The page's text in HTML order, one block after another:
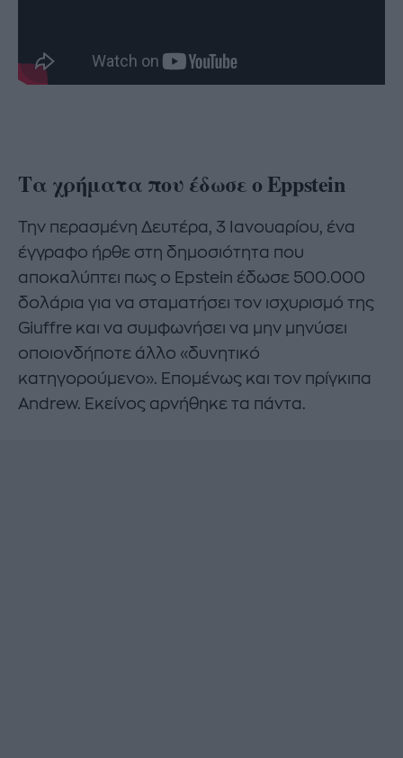
Τα χρήματα που έδωσε ο Eppstein
Την περασμένη Δευτέρα, 3 Ιανουαρίου, ένα
έγγραφο ήρθε στη δημοσιότητα που
αποκαλύπτει πως ο Epstein έδωσε 500.000
δολάρια για να σταματήσει τον ισχυρισμό της
Giuffre και να συμφωνήσει να μην μηνύσει
οποιονδήποτε άλλο «δυνητικό
κατηγορούμενο». Επομένως και τον πρίγκιπα
Andrew. Εκείνος αρνήθηκε τα πάντα.